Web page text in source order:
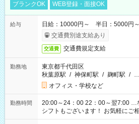
ブランクOK
WEB登録・面接OK
給与
日給：10000円～ 半日：5000円
交通費別途支給あり
交通費 交通費規定支給
勤務地
東京都千代田区
秋葉原駅 / 神保町駅 / 麹町駅 / …
オフィス・学校など
勤務時間
20:00～24：00 22：00～翌7:00 …など
シフトもございます！ お気軽にご